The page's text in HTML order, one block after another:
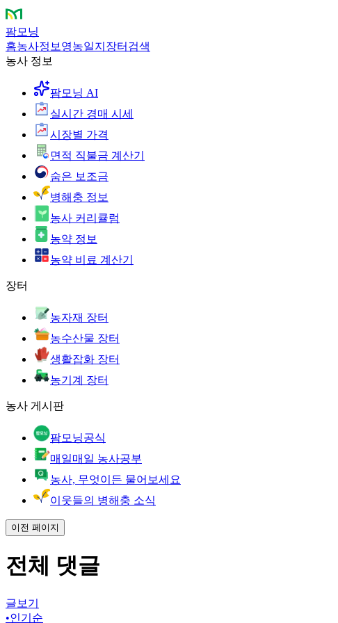
팜모닝
홈농사정보 영농일지 장터 검색
농사 정보
팜모닝 AI
실시간 경매 시세
시장별 가격
면적 직불금 계산기
숨은 보조금
병해충 정보
농사 커리큘럼
농약 정보
농약 비료 계산기
장터
농자재 장터
농수산물 장터
생활잡화 장터
농기계 장터
농사 게시판
팜모닝공식
매일매일 농사공부
농사, 무엇이든 물어보세요
이웃들의 병해충 소식
이전 페이지
전체 댓글
글보기
•인기순